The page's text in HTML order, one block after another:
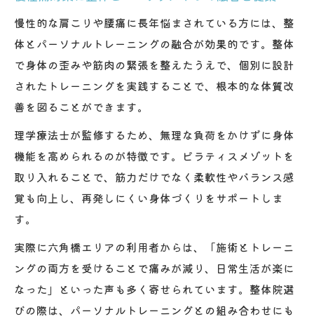
慢性的な肩こりや腰痛に長年悩まされている方には、整
体とパーソナルトレーニングの融合が効果的です。整体
で身体の歪みや筋肉の緊張を整えたうえで、個別に設計
されたトレーニングを実践することで、根本的な体質改
善を図ることができます。
理学療法士が監修するため、無理な負荷をかけずに身体
機能を高められるのが特徴です。ピラティスメゾットを
取り入れることで、筋力だけでなく柔軟性やバランス感
覚も向上し、再発しにくい身体づくりをサポートしま
す。
実際に六角橋エリアの利用者からは、「施術とトレーニ
ングの両方を受けることで痛みが減り、日常生活が楽に
なった」といった声も多く寄せられています。整体院選
びの際は、パーソナルトレーニングとの組み合わせにも